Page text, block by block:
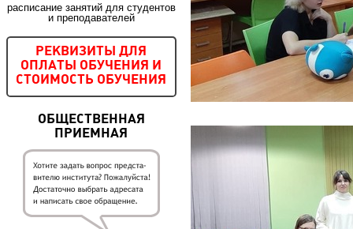
расписание занятий для студентов
и преподавателей
РЕКВИЗИТЫ ДЛЯ
ОПЛАТЫ ОБУЧЕНИЯ И
СТОИМОСТЬ ОБУЧЕНИЯ
ОБЩЕСТВЕННАЯ
ПРИЕМНАЯ